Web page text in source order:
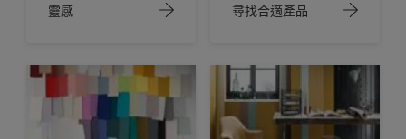
靈感 尋找合適產品